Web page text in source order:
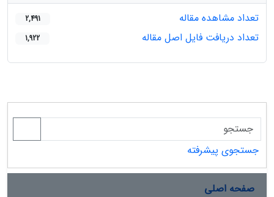
تعداد مشاهده مقاله
2,491
تعداد دریافت فایل اصل مقاله 1,922
جستجوی پیشرفته
صفحه اصلی